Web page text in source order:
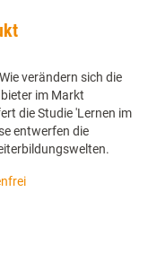
verändern sich die
im Markt
die Studie 'Lernen im
entwerfen die